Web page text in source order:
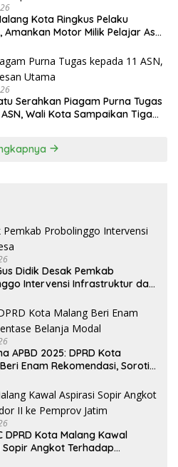
Kota Ringkus Pelaku
Amankan Motor Milik Pelajar Asal
Serahkan Piagam Purna Tugas
Wali Kota Sampaikan Tiga
Didik Desak Pemkab
Intervensi Infrastruktur dan
APBD 2025: DPRD Kota
Enam Rekomendasi, Soroti
DPRD Kota Malang Kawal
Sopir Angkot Terhadap